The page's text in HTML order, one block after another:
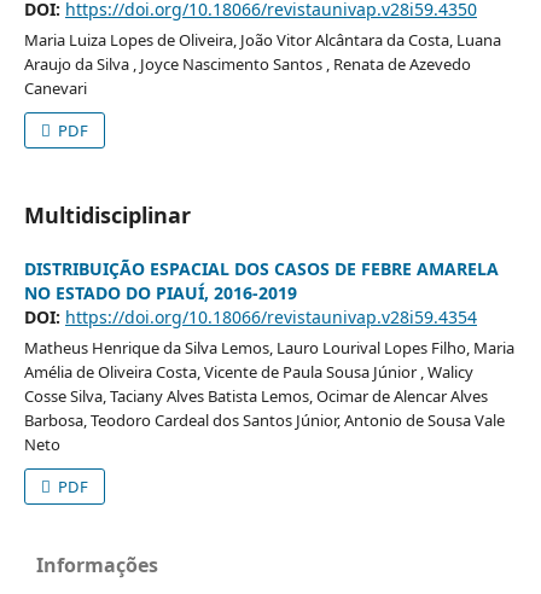
DOI: https://doi.org/10.18066/revistaunivap.v28i59.4350
Maria Luiza Lopes de Oliveira, João Vitor Alcântara da Costa, Luana
Araujo da Silva , Joyce Nascimento Santos , Renata de Azevedo
Canevari
PDF
Multidisciplinar
DISTRIBUIÇÃO ESPACIAL DOS CASOS DE FEBRE AMARELA
NO ESTADO DO PIAUÍ, 2016-2019
DOI: https://doi.org/10.18066/revistaunivap.v28i59.4354
Matheus Henrique da Silva Lemos, Lauro Lourival Lopes Filho, Maria
Amélia de Oliveira Costa, Vicente de Paula Sousa Júnior , Walicy
Cosse Silva, Taciany Alves Batista Lemos, Ocimar de Alencar Alves
Barbosa, Teodoro Cardeal dos Santos Júnior, Antonio de Sousa Vale
Neto
PDF
Informações